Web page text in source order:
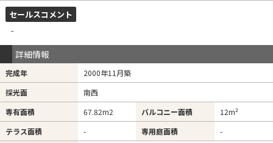
セールスコメント
-
詳細情報
完成年
2000年11月築
採光面
南西
専有面積
67.82m2 バルコニー面積
12m²
テラス面積
- 専用庭面積
-